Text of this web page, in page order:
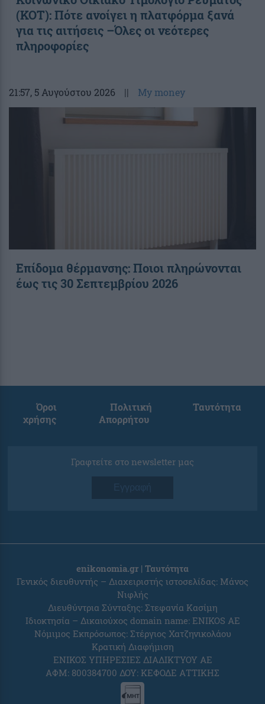
(ΚΟΤ): Πότε ανοίγει η πλατφόρμα ξανά
για τις αιτήσεις –Όλες οι νεότερες
πληροφορίες
21:57, 5 Αυγούστου 2026 || My money
Επίδομα θέρμανσης: Ποιοι πληρώνονται
έως τις 30 Σεπτεμβρίου 2026
Όροι
χρήσης
Πολιτική
Απορρήτου
Ταυτότητα
Γραφτείτε στο newsletter μας
Εγγραφή
enikonomia.gr | Ταυτότητα
Γενικός διευθυντής – Διαχειριστής ιστοσελίδας: Μάνος
Νιφλής
Διευθύντρια Σύνταξης: Στεφανία Κασίμη
Ιδιοκτησία – Δικαιούχος domain name: ENIKOS AE
Νόμιμος Εκπρόσωπος: Στέργιος Χατζηνικολάου
Κρατική Διαφήμιση
ΕΝΙΚΟΣ ΥΠΗΡΕΣΙΕΣ ΔΙΑΔΙΚΤΥΟΥ ΑΕ
ΑΦΜ: 800384700 ΔΟΥ: ΚΕΦΟΔΕ ΑΤΤΙΚΗΣ